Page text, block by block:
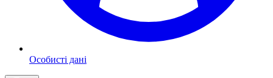
Особисті дані